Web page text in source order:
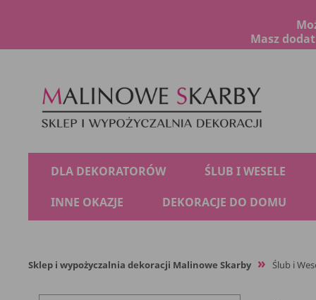
Masz
DLA DEKORATORÓW ŚLUB I WESELE
INNE OKAZJE
DEKORACJE DO DOMU
Sklep i wypożyczalnia dekoracji Malinowe Skarby Ślub i